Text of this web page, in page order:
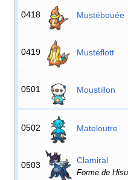
0418 Mustébouée
0419 Mustéflott
0501 Moustillon
0502 Mateloutre
0503 Clamiral
Forme de